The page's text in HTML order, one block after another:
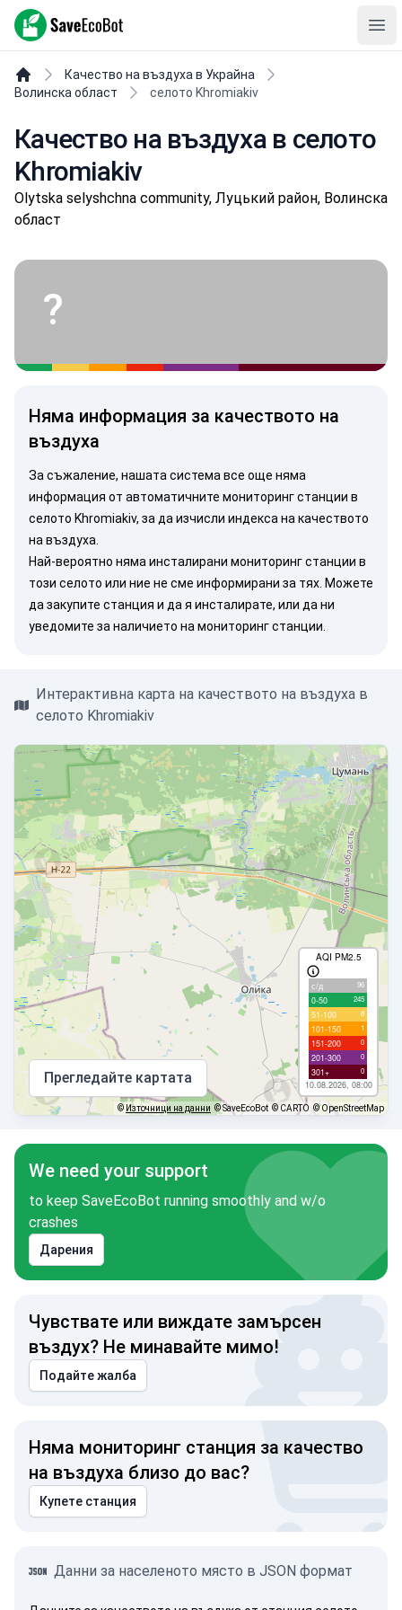
SaveEcoBot
Качество на въздуха в Украйна
Волинска област
селото Khromiakiv
Качество на въздуха в селото
Khromiakiv
Olytska selyshchna community, Луцький район, Волинска
област
?
Няма информация за качеството на
въздуха
За съжаление, нашата система все още няма
информация от автоматичните мониторинг станции в
селото Khromiakiv, за да изчисли индекса на качеството
на въздуха.
Най-вероятно няма инсталирани мониторинг станции в
този селото или ние не сме информирани за тях. Можете
да закупите станция и да я инсталирате, или да ни
уведомите за наличието на мониторинг станции.
Интерактивна карта на качеството на въздуха в
селото Khromiakiv
AQI PM2.5
с/д 96
0-50 245
51-100 8
101-150 1
151-200 0
201-300 0
301+ 0
10.08.2026, 08:00
Прегледайте картата
© Източници на данни © SaveEcoBot © CARTO © OpenStreetMap
We need your support
to keep SaveEcoBot running smoothly and w/o
crashes
Дарения
Чувствате или виждате замърсен
въздух? Не минавайте мимо!
Подайте жалба
Няма мониторинг станция за качество
на въздуха близо до вас?
Купете станция
Данни за населеното място в JSON формат